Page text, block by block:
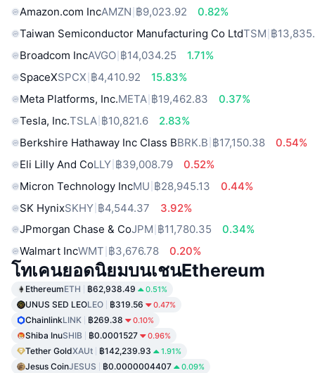
Amazon.com IncAMZN ฿9,023.92
0.82%
Taiwan Semiconductor Manufacturing Co LtdTSM ฿
Broadcom IncAVGO ฿14,034.25
1.71%
SpaceXSPCX ฿4,410.92
15.83%
Meta Platforms, Inc.META ฿19,462.83
0.37%
Tesla, Inc.TSLA ฿10,821.6
2.83%
Berkshire Hathaway Inc Class BBRK.B ฿17,150.38
0.54%
Eli Lilly And CoLLY ฿39,008.79
0.52%
Micron Technology IncMU ฿28,945.13
0.44%
SK HynixSKHY ฿4,544.37
3.92%
JPmorgan Chase & CoJPM ฿11,780.35
0.34%
Walmart IncWMT ฿3,676.78 0.20%
โทเคนยอดนิยมบนเชนEthereum
EthereumETH ฿62,938.49 0.51%
UNUS SED LEOLEO ฿319.56 0.47%
ChainlinkLINK ฿269.38 0.10%
Shiba InuSHIB ฿0.0001527 0.96%
Tether GoldXAUt ฿142,239.93 1.91%
Jesus CoinJESUS ฿0.0000004407 0.09%